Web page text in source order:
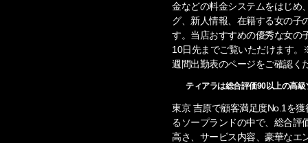
金などの料金システムをはじめ
グ、新人情報、在籍する女の子
す。当店おすすめの優秀な女の
10日先までご覧いただけます
週間出勤表のページをご確認く
ティアラは総合評価90以上の高級
東京 吉原で顧客満足度No.1を
るソープランドの中で、総合評
高さ、サービス内容、豪華なエ